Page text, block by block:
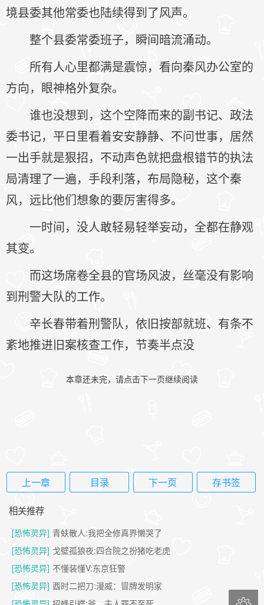
境县委其他常委也陆续得到了风声。
整个县委常委班子，瞬间暗流涌动。
所有人心里都满是震惊，看向秦风办公室的
方向，眼神格外复杂。
谁也没想到，这个空降而来的副书记、政法
委书记，平日里看着安安静静、不问世事，居然
一出手就是狠招，不动声色就把盘根错节的执法
局清理了一遍，手段利落，布局隐秘，这个秦
风，远比他们想象的要厉害得多。
一时间，没人敢轻易轻举妄动，全都在静观
其变。
而这场席卷全县的官场风波，丝毫没有影响
到刑警大队的工作。
辛长春带着刑警队，依旧按部就班、有条不
紊地推进旧案核查工作，节奏半点没
本章还未完，请点击下一页继续阅读
上一章 目录 下一页 存书签
相关推荐
[恐怖灵异] 青蚨散人:我把全修真界懒哭了
[恐怖灵异] 戈壁孤狼夜:四合院之扮猪吃老虎
[恐怖灵异] 不懂装懂V:东京狂警
[恐怖灵异] 酉时二把刀:漫威：冒牌发明家